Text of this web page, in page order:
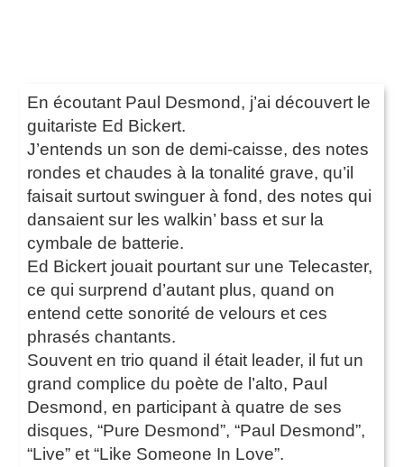
En écoutant Paul Desmond, j’ai découvert le
guitariste Ed Bickert.
J’entends un son de demi-caisse, des notes
rondes et chaudes à la tonalité grave, qu’il
faisait surtout swinguer à fond, des notes qui
dansaient sur les walkin’ bass et sur la
cymbale de batterie.
Ed Bickert jouait pourtant sur une Telecaster,
ce qui surprend d’autant plus, quand on
entend cette sonorité de velours et ces
phrasés chantants.
Souvent en trio quand il était leader, il fut un
grand complice du poète de l’alto, Paul
Desmond, en participant à quatre de ses
disques, “Pure Desmond”, “Paul Desmond”,
“Live” et “Like Someone In Love”.